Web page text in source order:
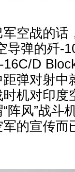
空战的话
导弹的歼-
D
弹对射中
机对印度
风”战斗
的宣传而